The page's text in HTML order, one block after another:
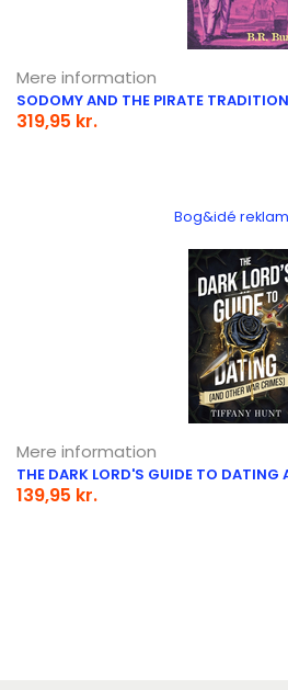
Mere information
SODOMY AND THE PIRATE TRADITION
319,95 kr.
Bog&idé
Mere information
THE DARK LORD'S GUIDE TO DATING
139,95 kr.